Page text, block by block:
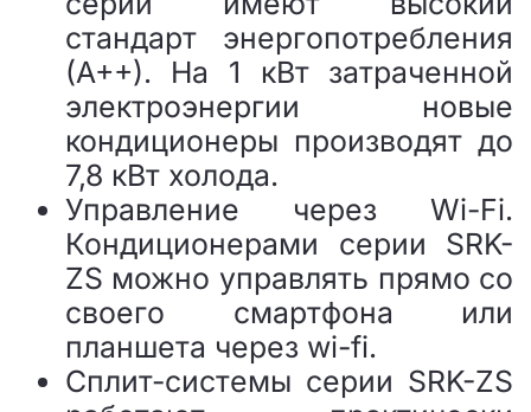
стандарт энергопотребления
(А++). На 1 кВт затраченной
электроэнергии новые
кондиционеры производят до
7,8 кВт холода.
Управление через Wi-Fi.
Кондиционерами серии SRK-
ZS можно управлять прямо со
своего смартфона или
планшета через wi-fi.
Сплит-системы серии SRK-ZS